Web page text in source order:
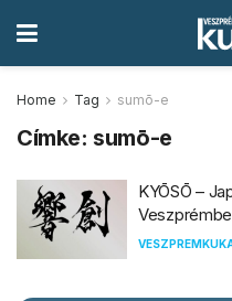
Home Tag sumō-e
Címke: sumō-e
KYŌSŌ –